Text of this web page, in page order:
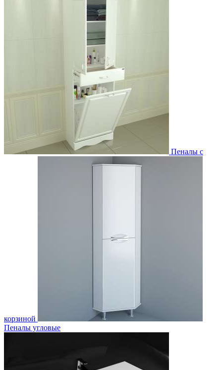
Пеналы с
корзиной
Пеналы угловые